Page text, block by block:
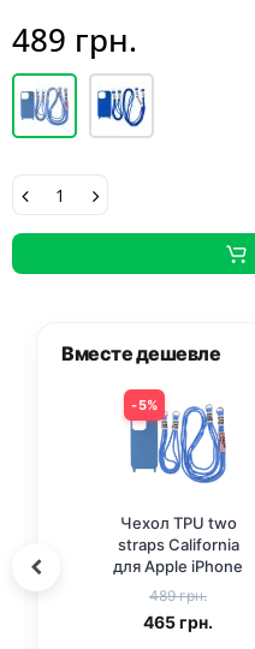
489 грн.
Вместе дешевле
5%
Чехол TPU two
straps California
для Apple iPhone
11 (6.1 дюйма)
Синий / Cosmos
blue
489 грн.
465грн.